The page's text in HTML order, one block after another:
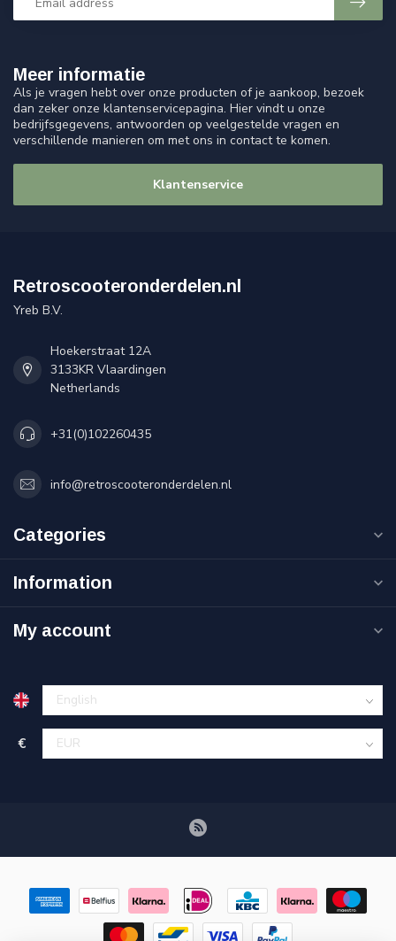
Meer informatie
Als je vragen hebt over onze producten of je aankoop, bezoek
dan zeker onze klantenservicepagina. Hier vindt u onze
bedrijfsgegevens, antwoorden op veelgestelde vragen en
verschillende manieren om met ons in contact te komen.
Klantenservice
Retroscooteronderdelen.nl
Yreb B.V.
Hoekerstraat 12A
3133KR Vlaardingen
Netherlands
+31(0)102260435
info@retroscooteronderdelen.nl
Categories
Information
My account
€